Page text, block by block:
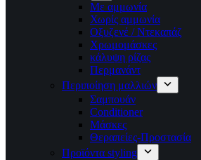
Με αμμωνία
Χωρίς αμμωνία
Οξυζενέ / Ντεκαπάζ
Χρωμομάσκες
κάλυψη ρίζας
Περμανάντ
Περιποίηση μαλλιών
Σαμπουάν
Conditioner
Μάσκες
Θεραπείες-Προστασία
Προϊόντα styling